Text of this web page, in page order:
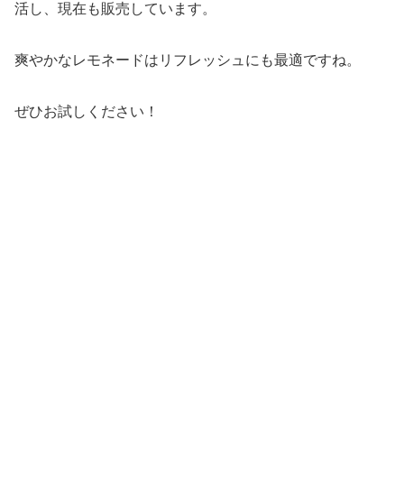
活し、現在も販売しています。
爽やかなレモネードはリフレッシュにも最適ですね。
ぜひお試しください！